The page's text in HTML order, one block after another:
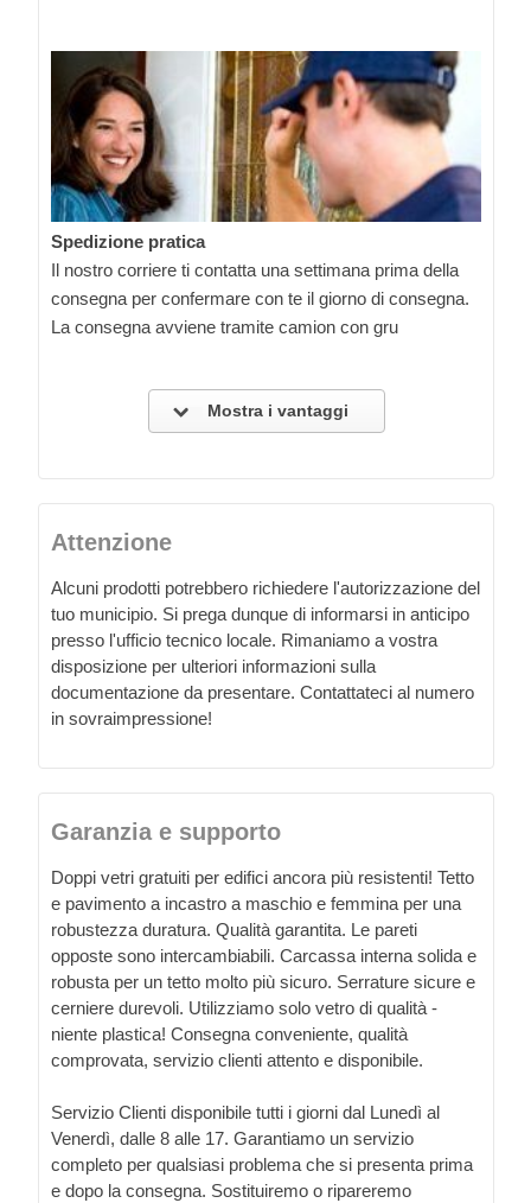
Spedizione pratica
Il nostro corriere ti contatta una settimana prima della
consegna per confermare con te il giorno di consegna.
La consegna avviene tramite camion con gru
Mostra i vantaggi
Attenzione
Alcuni prodotti potrebbero richiedere l'autorizzazione del
tuo municipio. Si prega dunque di informarsi in anticipo
presso l'ufficio tecnico locale. Rimaniamo a vostra
disposizione per ulteriori informazioni sulla
documentazione da presentare. Contattateci al numero
in sovraimpressione!
Garanzia e supporto
Doppi vetri gratuiti per edifici ancora più resistenti! Tetto
e pavimento a incastro a maschio e femmina per una
robustezza duratura. Qualità garantita. Le pareti
opposte sono intercambiabili. Carcassa interna solida e
robusta per un tetto molto più sicuro. Serrature sicure e
cerniere durevoli. Utilizziamo solo vetro di qualità -
niente plastica! Consegna conveniente, qualità
comprovata, servizio clienti attento e disponibile.
Servizio Clienti disponibile tutti i giorni dal Lunedì al
Venerdì, dalle 8 alle 17. Garantiamo un servizio
completo per qualsiasi problema che si presenta prima
e dopo la consegna. Sostituiremo o ripareremo